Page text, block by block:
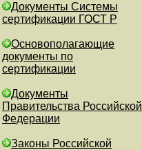
Документы Системы
сертификации ГОСТ Р
Основополагающие
документы по
сертификации
Документы
Правительства Российской
Федерации
Законы Российской